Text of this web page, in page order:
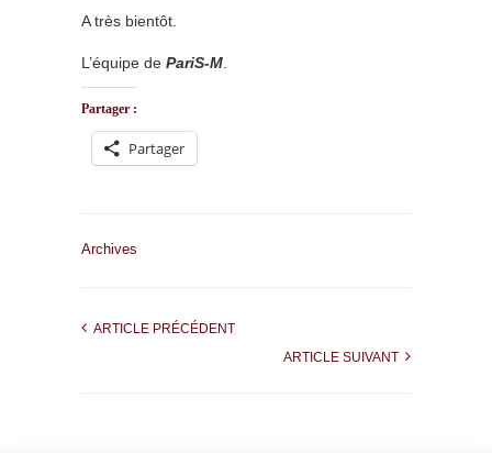
A très bientôt.
L’équipe de PariS-M
Partager :
Partager
Archives
ARTICLE PRÉCÉDENT
ARTICLE SUIVANT